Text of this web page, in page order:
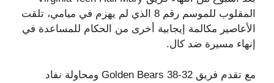
المقلوب للموسم رقم 8 الذي لم يهزم في ميامي، تلقت
الأعاصير مكالمة إيجابية أخرى من الحكام للمساعدة في
إنهاء مسيرة ضد كال.
مع تقدم فريق Golden Bears 38-32 ومحاولة نفاد